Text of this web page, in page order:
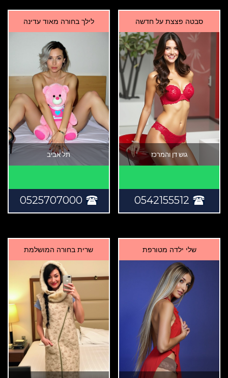
סבטה פצצת על חדשה
גוש דן והמרכז
0542155512
לילך בחורה מאוד עדינה
תל אביב
0525707000
שלי ילדה מטורפת שרית בחורה המושלמת